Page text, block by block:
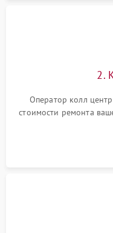
2.
Оператор колл
стоимости ремонта